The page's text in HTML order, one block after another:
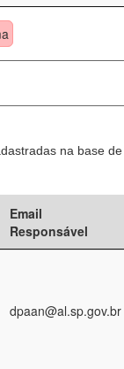
na base de
Email
Responsável
dpaan@al.sp.gov.br